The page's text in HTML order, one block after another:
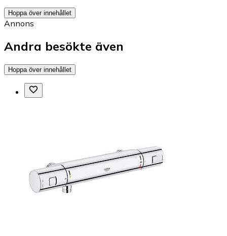
Hoppa över innehållet
Annons
Andra besökte även
Hoppa över innehållet